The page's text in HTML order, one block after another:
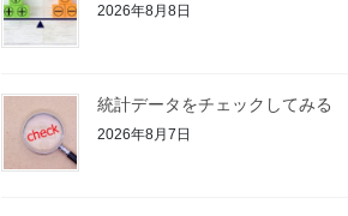
2026年8月8日
統計データをチェックしてみる
2026年8月7日